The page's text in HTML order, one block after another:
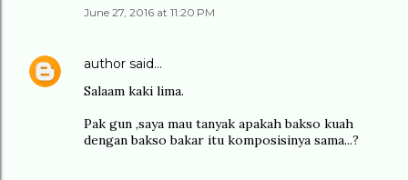
June 27, 2016 at 11:20 PM
author said…
Salaam kaki lima.
Pak gun ,saya mau tanyak apakah bakso kuah
dengan bakso bakar itu komposisinya sama...?